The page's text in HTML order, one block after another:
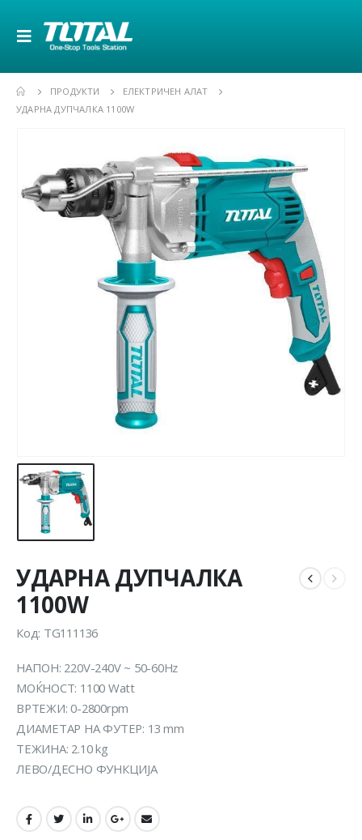
ПРОДУКТИ
ЕЛЕКТРИЧЕН АЛАТ
УДАРНА ДУПЧАЛКА 1100W
УДАРНА ДУПЧАЛКА
1100W
Код: TG111136
НАПОН: 220V-240V ~ 50-60Hz
MOЌНОСТ: 1100 Watt
ВРТЕЖИ: 0-2800rpm
ДИАМЕТАР НА ФУТЕР: 13 mm
ТЕЖИНА: 2.10 kg
ЛЕВО/ДЕСНО ФУНКЦИЈА